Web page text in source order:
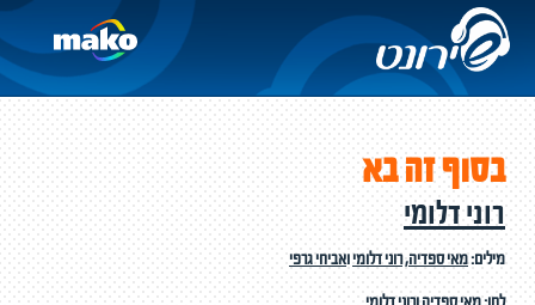
בסוף זה בא
רוני דלומי
מילים:מאי ספדיה,רוני דלומיואביחי גרפי